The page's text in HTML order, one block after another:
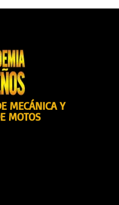
MECÁNICA Y
MOTOS